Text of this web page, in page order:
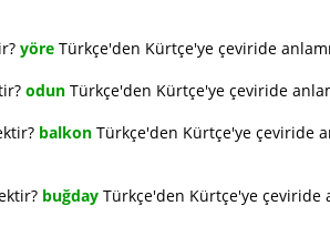
yöre Türkçe'den Kürtçe'ye çeviride
odun Türkçe'den Kürtçe'ye çeviride
balkon Türkçe'den Kürtçe'ye çeviride
buğday Türkçe'den Kürtçe'ye çeviride